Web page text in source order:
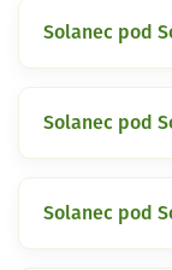
Solanec pod
Solanec pod
Solanec pod